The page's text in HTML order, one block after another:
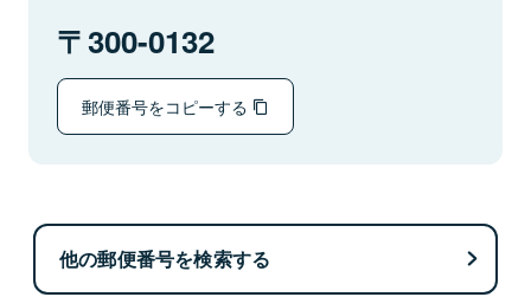
300-0132
郵便番号をコピーする
他の郵便番号を検索する